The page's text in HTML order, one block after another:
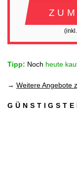
Tipp: Noch heute
→ Weitere Angebote